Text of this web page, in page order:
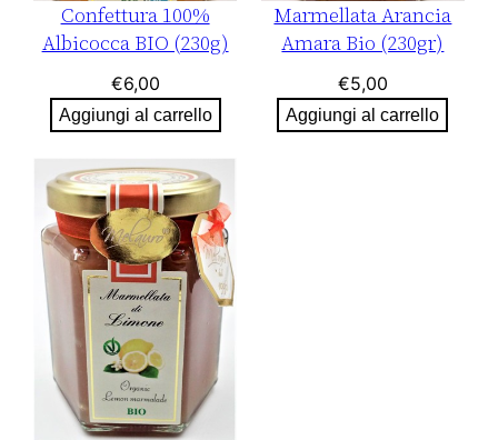
Confettura 100%
Albicocca BIO (230g)
€6,00
Aggiungi al carrello
Marmellata Arancia
Amara Bio (230gr)
€5,00
Aggiungi al carrello